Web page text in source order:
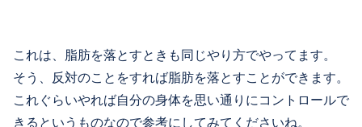
これは、脂肪を落とすときも同じやり方でやってます。
そう、反対のことをすれば脂肪を落とすことができます。
これぐらいやれば自分の身体を思い通りにコントロールで
きるというものなので参考にしてみてくださいね。